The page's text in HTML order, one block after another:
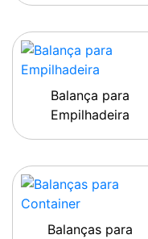
Balança para
Empilhadeira
Balanças para